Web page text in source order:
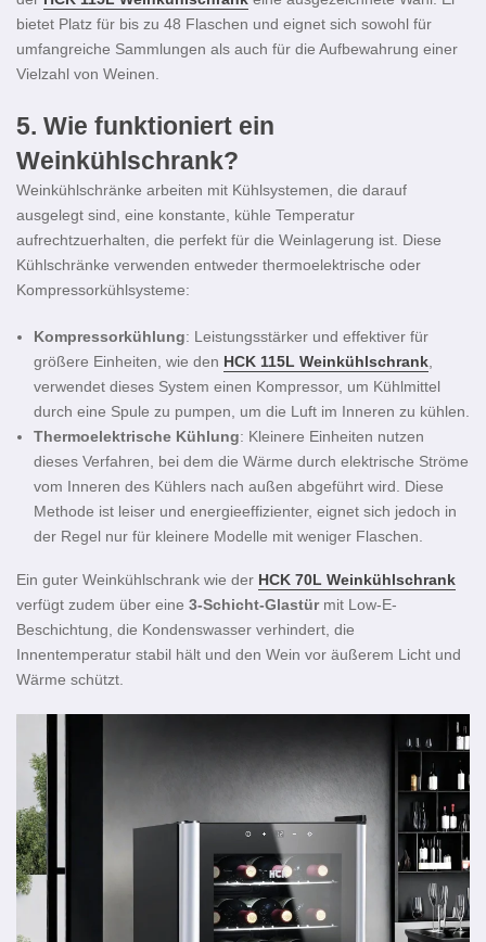
bietet Platz für bis zu 48 Flaschen und eignet sich sowohl für
umfangreiche Sammlungen als auch für die Aufbewahrung einer
Vielzahl von Weinen.
5. Wie funktioniert ein
Weinkühlschrank?
Weinkühlschränke arbeiten mit Kühlsystemen, die darauf
ausgelegt sind, eine konstante, kühle Temperatur
aufrechtzuerhalten, die perfekt für die Weinlagerung ist. Diese
Kühlschränke verwenden entweder thermoelektrische oder
Kompressorkühlsysteme:
Kompressorkühlung: Leistungsstärker und effektiver für
größere Einheiten, wie den HCK 115L Weinkühlschrank
verwendet dieses System einen Kompressor, um Kühlmittel
durch eine Spule zu pumpen, um die Luft im Inneren zu kühlen.
Thermoelektrische Kühlung: Kleinere Einheiten nutzen
dieses Verfahren, bei dem die Wärme durch elektrische Ströme
vom Inneren des Kühlers nach außen abgeführt wird. Diese
Methode ist leiser und energieeffizienter, eignet sich jedoch in
der Regel nur für kleinere Modelle mit weniger Flaschen.
Ein guter Weinkühlschrank wie der HCK 70L Weinkühlschrank
verfügt zudem über eine 3-Schicht-Glastürmit Low-E-
Beschichtung, die Kondenswasser verhindert, die
Innentemperatur stabil hält und den Wein vor äußerem Licht und
Wärme schützt.